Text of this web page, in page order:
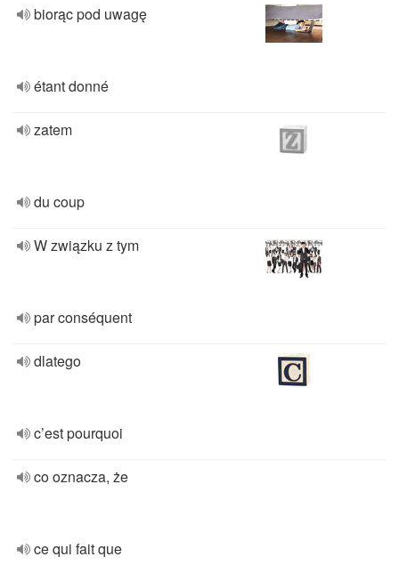
biorąc pod uwagę
étant donné
zatem
du coup
W związku z tym
par conséquent
dlatego
c’est pourquoi
co oznacza, że
ce qui fait que